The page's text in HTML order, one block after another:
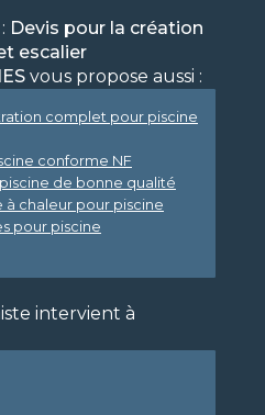
Devis pour la création
escalier
vous propose aussi :
complet pour piscine
conforme NF
de bonne qualité
chaleur pour piscine
pour piscine
intervient à